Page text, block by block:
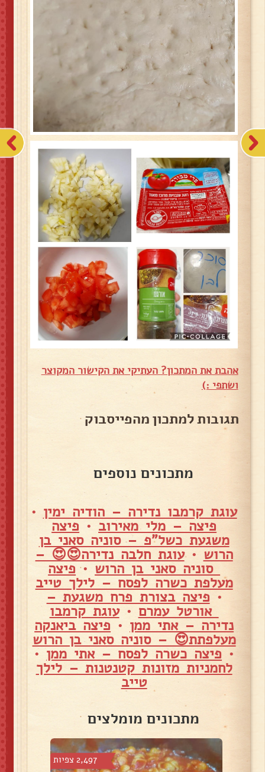
אהבת את המתכון? העתיקי את הקישור המקוצר
ושתפי :)
תגובות למתכון מהפייסבוק
מתכונים נוספים
עוגת קרמבו נדירה – הודיה ימין •
פיצה – מלי מאירוב • פיצה
משגעת כשל"פ – סוניה סאני בן
הרוש •עוגת חלבה נדירה😍😍 –
סוניה סאני בן הרוש • פיצה
מעלפת כשרה לפסח – לילך טייב
• פיצה בצורת פרח משגעת –
אורטל עמרם •עוגת קרמבו
נדירה – אתי ממן • פיצה ביאנקה
מעלפתת😍 – סוניה סאני בן הרוש
• פיצה כשרה לפסח – אתי ממן •
לחמניות מזונות קטנטנות – לילך
טייב
מתכונים מומלצים
2,497 צפיות